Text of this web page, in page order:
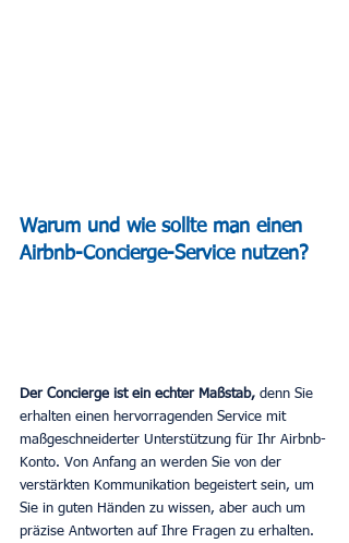
Warum und wie sollte man einen
Airbnb-Concierge-Service nutzen?
Der Concierge ist ein echter Maßstab, denn Sie
erhalten einen hervorragenden Service mit
maßgeschneiderter Unterstützung für Ihr Airbnb-
Konto. Von Anfang an werden Sie von der
verstärkten Kommunikation begeistert sein, um
Sie in guten Händen zu wissen, aber auch um
präzise Antworten auf Ihre Fragen zu erhalten.